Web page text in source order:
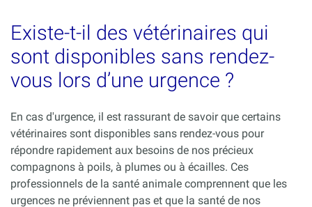
Existe-t-il des vétérinaires qui
sont disponibles sans rendez-
vous lors d’une urgence ?
En cas d'urgence, il est rassurant de savoir que certains
vétérinaires sont disponibles sans rendez-vous pour
répondre rapidement aux besoins de nos précieux
compagnons à poils, à plumes ou à écailles. Ces
professionnels de la santé animale comprennent que les
urgences ne préviennent pas et que la santé de nos